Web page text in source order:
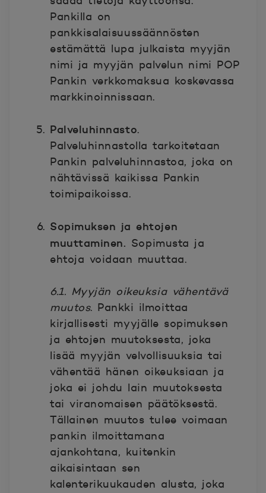
Pankilla on
pankkisalaisuussäännösten
estämättä lupa julkaista myyjän
nimi ja myyjän palvelun nimi POP
Pankin verkkomaksua koskevassa
markkinoinnissaan.
Palveluhinnasto.
Palveluhinnastolla tarkoitetaan
Pankin palveluhinnastoa, joka on
nähtävissä kaikissa Pankin
toimipaikoissa.
Sopimuksen ja ehtojen
muuttaminen. Sopimusta ja
ehtoja voidaan muuttaa.
6.1. Myyjän oikeuksia vähentävä
muutos. Pankki ilmoittaa
kirjallisesti myyjälle sopimuksen
ja ehtojen muutoksesta, joka
lisää myyjän velvollisuuksia tai
vähentää hänen oikeuksiaan ja
joka ei johdu lain muutoksesta
tai viranomaisen päätöksestä.
Tällainen muutos tulee voimaan
pankin ilmoittamana
ajankohtana, kuitenkin
aikaisintaan sen
kalenterikuukauden alusta, joka